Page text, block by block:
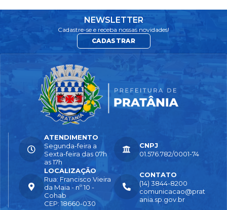
NEWSLETTER
Cadastre-se e receba nossas novidades!
CADASTRAR
LOCALIZAÇÃO
Rua: Francisco Vieira
da Maia - nº 10 -
Cohab
CEP: 18660-030
CONTATO
(14) 3844-8200
comunicacao@prat
ania.sp.gov.br
ATENDIMENTO
Segunda-feira a
Sexta-feira das 07h
as 17h
CNPJ
01.576.782/0001-74